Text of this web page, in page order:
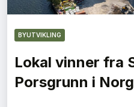
BYUTVIKLING
Lokal vinner fra
Porsgrunn i